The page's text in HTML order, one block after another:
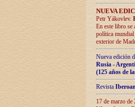
NUEVA
Petr Yákovlev.
En este libro se
política mundial
exterior de
Nueva edición
Rusia -
(125 años de
Revista
17 de marzo